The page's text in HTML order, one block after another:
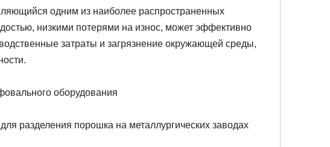
одним из наиболее распространенных
низкими потерями на износ, может эффективно
затраты и загрязнение окружающей среды,
оборудования
разделения порошка на металлургических заводах